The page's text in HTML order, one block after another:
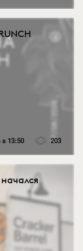
в 13:50 203